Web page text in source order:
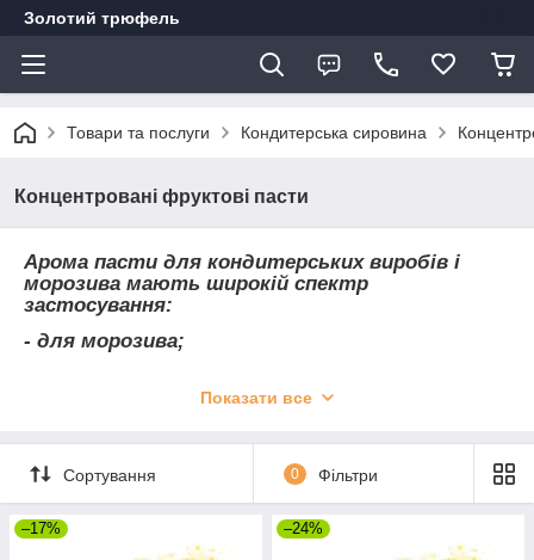
Золотий трюфель
Товари та послуги Кондитерська сировина
Концентровані фруктові пасти
Арома пасти для кондитерських виробів і
морозива мають широкій спектр
застосування:
- для морозива;
- приготування начинок для цукерок;
Показати все
Сортування 0 Фільтри
–17% –24%